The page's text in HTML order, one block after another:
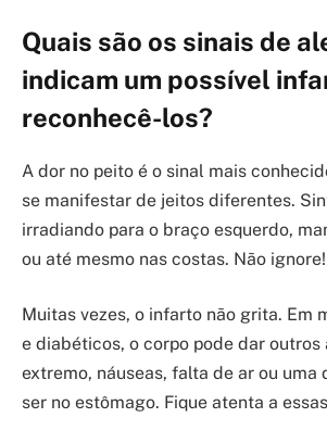
Quais são os sinais de
indicam um possível
reconhecê-los?
A dor no peito é o sinal mais
se manifestar de jeitos diferentes.
irradiando para o braço esquerdo,
ou até mesmo nas costas. Não ignore!
Muitas vezes, o infarto não grita. Em
e diabéticos, o corpo pode dar outros
extremo, náuseas, falta de ar ou uma
ser no estômago. Fique atenta a